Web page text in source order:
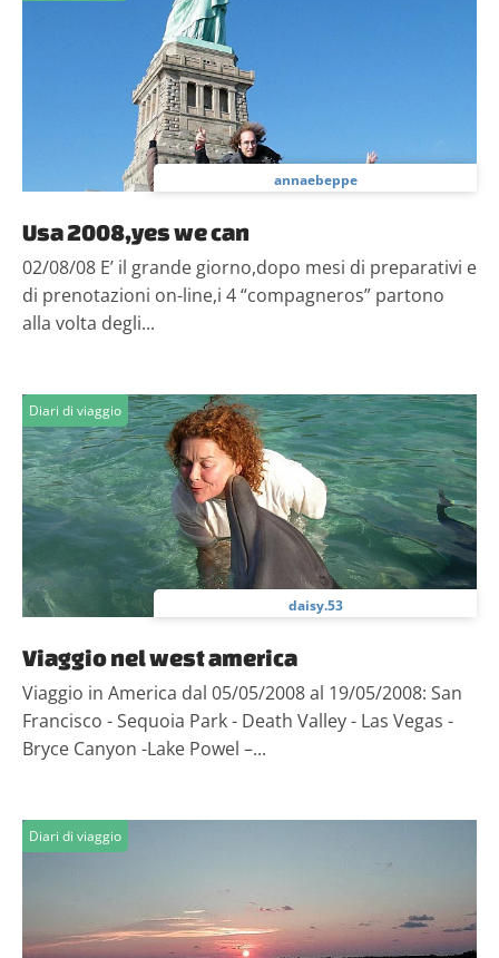
annaebeppe
Usa 2008,yes we can
02/08/08 E’ il grande giorno,dopo mesi di preparativi e
di prenotazioni on-line,i 4 “compagneros” partono
alla volta degli...
Diari di viaggio
daisy.53
Viaggio nel west america
Viaggio in America dal 05/05/2008 al 19/05/2008: San
Francisco - Sequoia Park - Death Valley - Las Vegas -
Bryce Canyon -Lake Powel –...
Diari di viaggio